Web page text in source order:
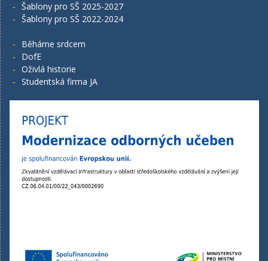
Šablony pro SŠ 2025-2027
Šablony pro SŠ 2022-2024
Běháme srdcem
DofE
Oživlá historie
Studentská firma JA